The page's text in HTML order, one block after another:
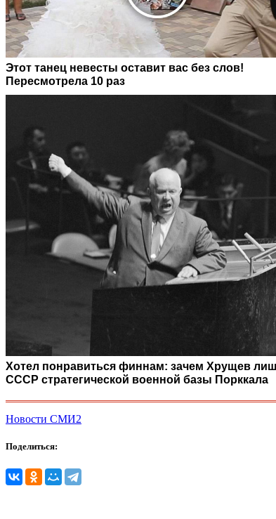
Этот танец невесты оставит вас без слов!
Пересмотрела 10 раз
Хотел понравиться финнам: зачем Хрущев
СССР стратегической военной базы Порккала
Новости СМИ2
Поделиться: